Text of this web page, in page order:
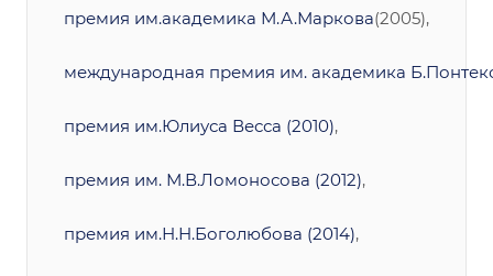
премия им.академика М.А.Маркова(2005),
международная премия им. академика
премия им.Юлиуса Весса (2010),
премия им. М.В.Ломоносова (2012),
премия им.Н.Н.Боголюбова (2014),